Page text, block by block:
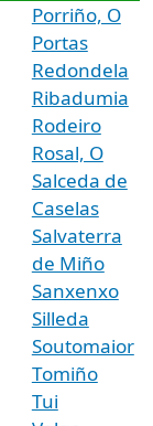
Porriño, O
Portas
Redondela
Ribadumia
Rodeiro
Rosal, O
Salceda de
Caselas
Salvaterra
de Miño
Sanxenxo
Silleda
Soutomaior
Tomiño
Tui